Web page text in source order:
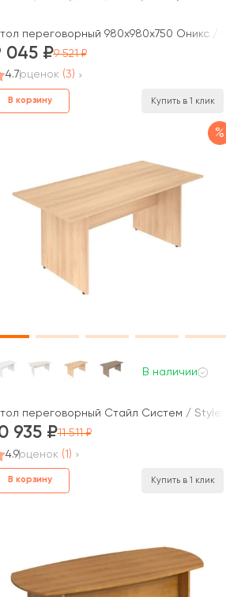
переговорный 980x980x750 Оникс /
045
9 521
4.7оценок (3)
В корзину Купить в 1 клик
%
В наличии
переговорный Стайл Систем / Style
935
11 511
4.9оценок (1)
В корзину Купить в 1 клик